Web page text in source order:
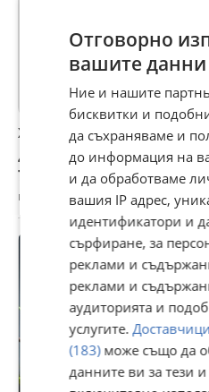
Хуманна клетка-
40 €
78,23 лв
гр. Пловдив, днес, 15:49
Отговорно
вашите данни
Ние и нашите
бисквитки и
да съхраняваме и
до информация на
и да обработваме
вашия IP адрес,
идентификатори и
сърфиране, за
реклами и
реклами и
аудиторията и
услугите.
(183)може също да
данните ви за тези